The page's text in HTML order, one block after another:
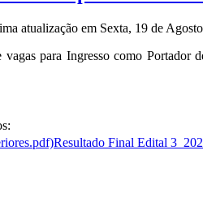
atualização em Sexta, 19 de
para Ingresso como Portador
Resultado Final Edital